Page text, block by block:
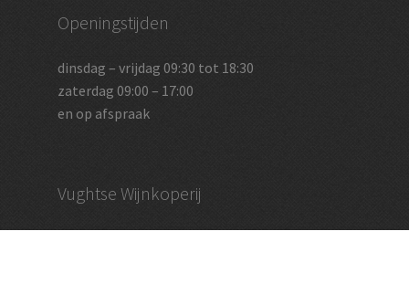
Openingstijden
dinsdag – vrijdag 09:30 tot 18:30
zaterdag 09:00 – 17:00
en op afspraak
Vughtse Wijnkoperij